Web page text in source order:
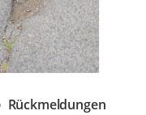
Rückmeldungen